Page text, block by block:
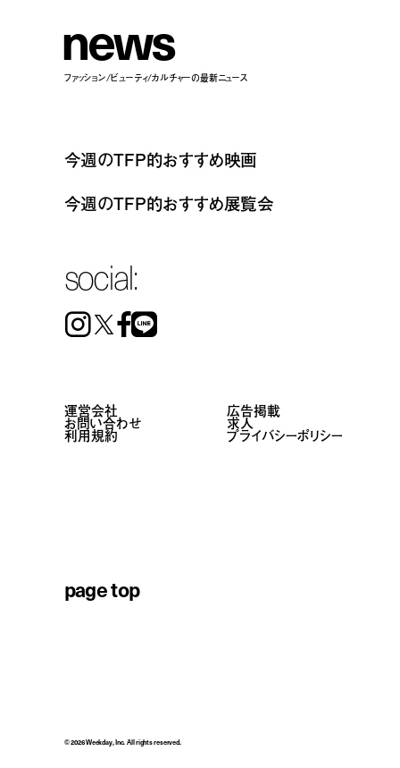
news
ファッション/ビューティ/カルチャーの最新ニュース
今週のTFP的おすすめ映画
今週のTFP的おすすめ展覧会
social:
Instagram FacebookLine
運営会社 広告掲載
お問い合わせ 求人
利用規約 プライバシーポリシー
page top
© 2026 Weekday, Inc. All rights reserved.